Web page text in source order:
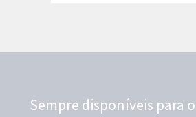
Sempre disponíveis para